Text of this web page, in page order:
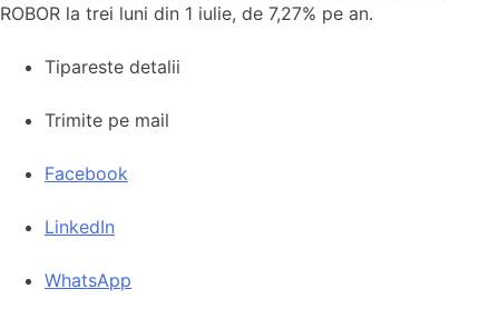
ROBOR la trei luni din 1 iulie, de 7,27% pe an.
Tipareste detalii
Trimite pe mail
Facebook
LinkedIn
WhatsApp